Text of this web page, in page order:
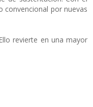
convencional por nuevas
revierte en una mayor